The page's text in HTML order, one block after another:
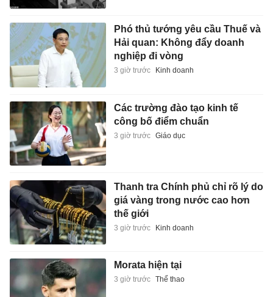
Phó thủ tướng yêu cầu Thuế và
Hải quan: Không đẩy doanh
nghiệp đi vòng
3 giờ trước Kinh doanh
Các trường đào tạo kinh tế
công bố điểm chuẩn
3 giờ trước Giáo dục
Thanh tra Chính phủ chỉ rõ lý do
giá vàng trong nước cao hơn
thế giới
3 giờ trước Kinh doanh
Morata hiện tại
3 giờ trước Thể thao